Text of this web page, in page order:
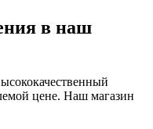
в наш
цене. Наш магазин